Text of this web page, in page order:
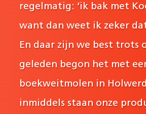
regelmatig: ‘ik bak met
want dan weet ik zeker
En daar zijn we best trots
geleden begon het met
boekweitmolen in
inmiddels staan onze